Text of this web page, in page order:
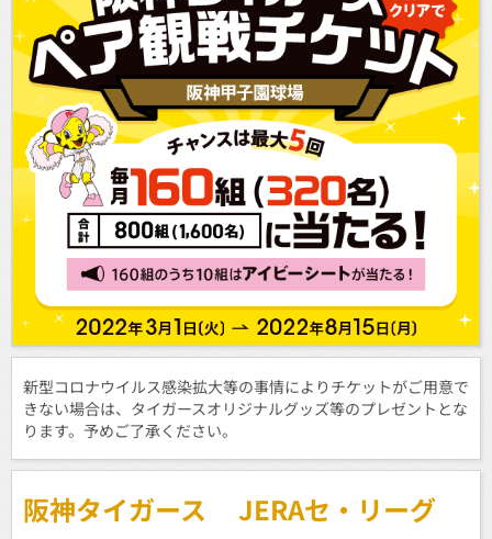
新型コロナウイルス感染拡大等の事情によりチケットがご用意で
きない場合は、タイガースオリジナルグッズ等のプレゼントとな
ります。予めご了承ください。
阪神タイガース JERAセ・リーグ